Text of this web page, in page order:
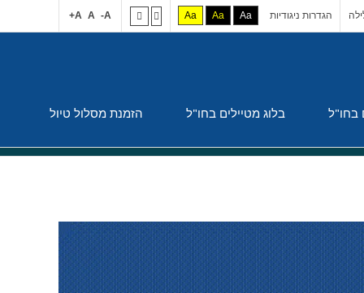
הגדרות ניגודיות Aa
Aa
Aa
A-
A
A+
בחו"ל בלוג מטיילים בחו"ל הזמנת מסלול טיול